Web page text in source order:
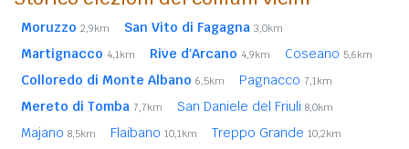
Moruzzo 2,9km San Vito di Fagagna 3,0km
Martignacco 4,1km Rive d'Arcano 4,9km Coseano 5,6km
Colloredo di Monte Albano 6,5km Pagnacco 7,1km
Mereto di Tomba 7,7km San Daniele del Friuli 8,0km
Majano 8,5km Flaibano 10,1km Treppo Grande 10,2km